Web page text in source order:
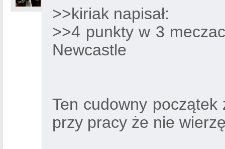
>>kiriak napisał:
>>4 punkty w 3
Newcastle
Ten cudowny początek
przy pracy że nie